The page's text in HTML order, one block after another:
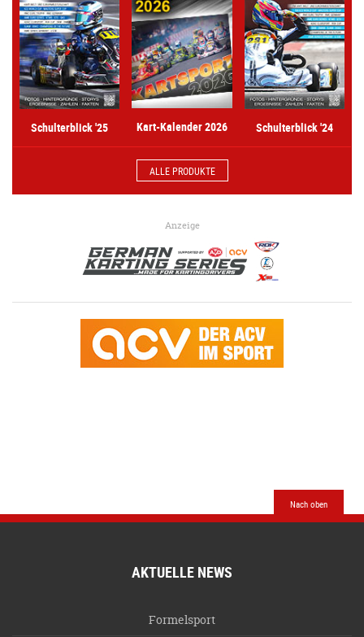
Schulterblick '25 Kart-Kalender 2026 Schulterblick '24
ALLE PRODUKTE
Anzeige
Nach oben
AKTUELLE NEWS
Formelsport